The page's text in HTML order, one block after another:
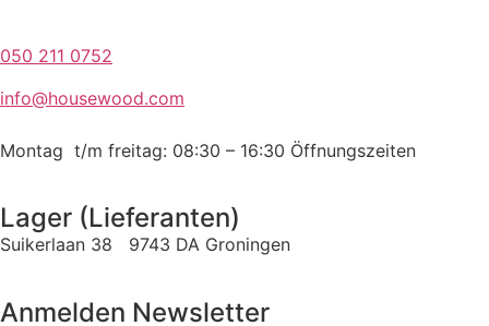
050 211 0752
info@housewood.com
Montag t/m freitag: 08:30 – 16:30 Öffnungszeiten
Lager (Lieferanten)
Suikerlaan 38 9743 DA Groningen
Anmelden Newsletter